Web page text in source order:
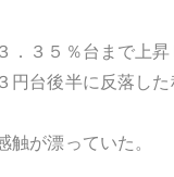
．３５％台まで上
台後半に反落し
が漂っていた。